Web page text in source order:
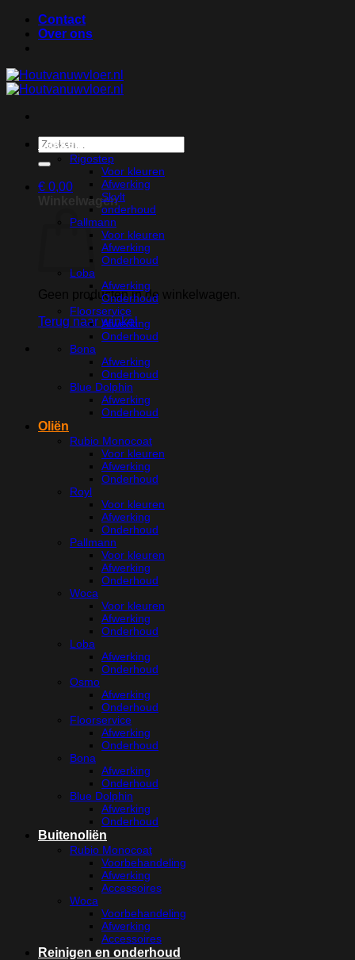
naar
inhoud
Contact
Over ons
Zoeken
naar:
€ 0,00
Winkelwagen
Geen producten in de winkelwagen.
Terug naar winkel
Lakken
Rigostep
Voor kleuren
Afwerking
Skylt
onderhoud
Pallmann
Voor kleuren
Afwerking
Onderhoud
Loba
Afwerking
Onderhoud
Floorservice
Afwerking
Onderhoud
Bona
Afwerking
Onderhoud
Blue Dolphin
Afwerking
Onderhoud
Oliën
Rubio Monocoat
Voor kleuren
Afwerking
Onderhoud
Royl
Voor kleuren
Afwerking
Onderhoud
Pallmann
Voor kleuren
Afwerking
Onderhoud
Woca
Voor kleuren
Afwerking
Onderhoud
Loba
Afwerking
Onderhoud
Osmo
Afwerking
Onderhoud
Floorservice
Afwerking
Onderhoud
Bona
Afwerking
Onderhoud
Blue Dolphin
Afwerking
Onderhoud
Buitenoliën
Rubio Monocoat
Voorbehandeling
Afwerking
Accessoires
Woca
Voorbehandeling
Afwerking
Accessoires
Reinigen en onderhoud